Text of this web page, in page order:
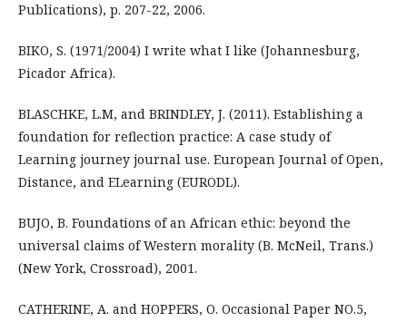
Publications), p. 207-22, 2006.
BIKO, S. (1971/2004) I write what I like (Johannesburg,
Picador Africa).
BLASCHKE, L.M, and BRINDLEY, J. (2011). Establishing a
foundation for reflection practice: A case study of
Learning journey journal use. European Journal of Open,
Distance, and ELearning (EURODL).
BUJO, B. Foundations of an African ethic: beyond the
universal claims of Western morality (B. McNeil, Trans.)
(New York, Crossroad), 2001.
CATHERINE, A. and HOPPERS, O. Occasional Paper NO.5,